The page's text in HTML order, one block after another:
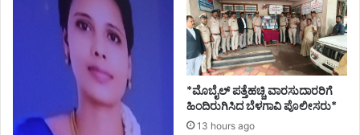
*ಮೊಬೈಲ್ ಪತ್ತೆಹಚ್ಚಿ ವಾರಸುದಾರರಿಗೆ
ಹಿಂದಿರುಗಿಸಿದ ಬೆಳಗಾವಿ ಪೊಲೀಸರು*
13 hours ago